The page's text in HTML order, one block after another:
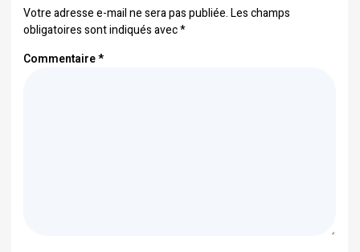
Votre adresse e-mail ne sera pas publiée.Les champs
obligatoires sont indiqués avec*
Commentaire*